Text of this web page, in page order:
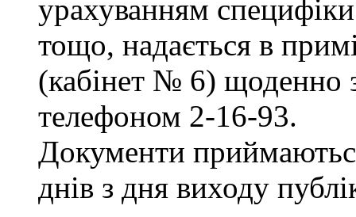
урахуванням
тощо, надається в
(кабінет № 6) щоденно
телефоном 2-16-93.
Документи
днів з дня виходу